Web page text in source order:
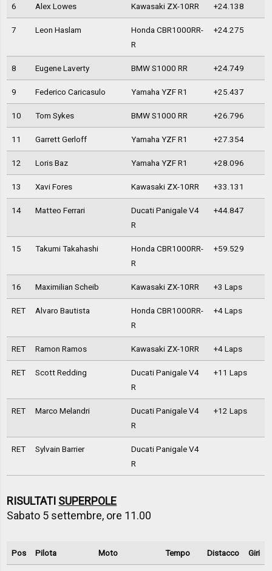
6 Alex Lowes Kawasaki ZX-10RR +24.138
7 Leon Haslam
Honda CBR1000RR-
R
+24.275
8 Eugene Laverty BMW S1000 RR +24.749
9 Federico Caricasulo Yamaha YZF R1 +25.437
10 Tom Sykes BMW S1000 RR +26.796
11 Garrett Gerloff Yamaha YZF R1 +27.354
12 Loris Baz Yamaha YZF R1 +28.096
13 Xavi Fores Kawasaki ZX-10RR +33.131
14 Matteo Ferrari
Ducati Panigale V4
R
+44.847
15 Takumi Takahashi
Honda CBR1000RR-
R
+59.529
16 Maximilian Scheib Kawasaki ZX-10RR +3 Laps
RET Alvaro Bautista
Honda CBR1000RR-
R
+4 Laps
RET Ramon Ramos Kawasaki ZX-10RR +4 Laps
RET Scott Redding
Ducati Panigale V4
R
+11 Laps
RET Marco Melandri
Ducati Panigale V4
R
+12 Laps
RET Sylvain Barrier
Ducati Panigale V4
R
RISULTATI SUPERPOLE
Sabato 5 settembre, ore 11.00
Pos Pilota Moto Tempo Distacco Giri